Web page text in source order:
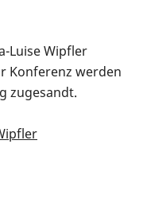
Luise Wipfler
Konferenz werden
zugesandt.